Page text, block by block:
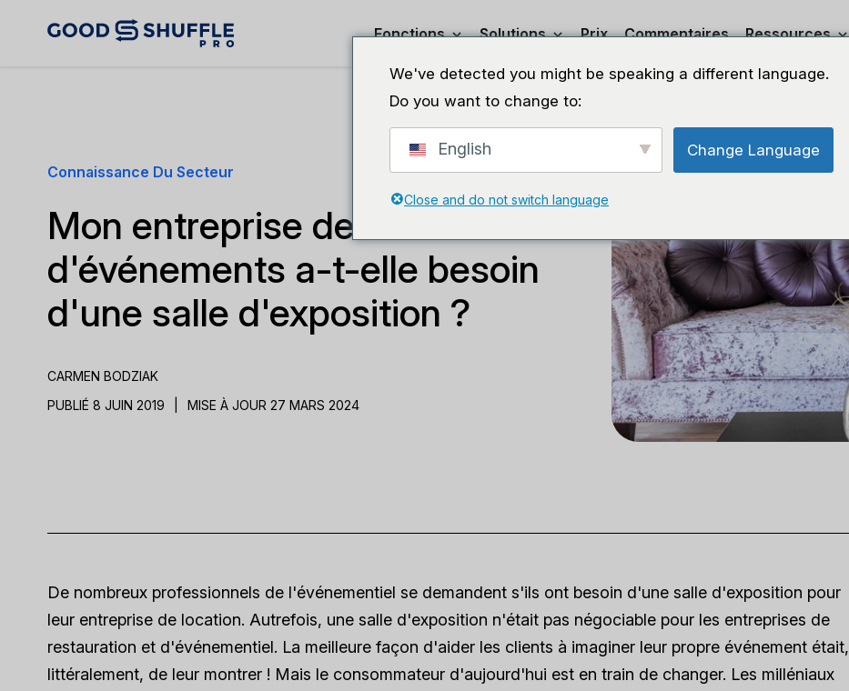
Fonctions Solutions Prix Commentaires Ressources
Connaissance Du Secteur
Mon entreprise de location
d'événements a-t-elle besoin
d'une salle d'exposition ?
CARMEN BODZIAK
PUBLIÉ 8 JUIN 2019
MISE À JOUR 27 MARS 2024
De nombreux professionnels de l'événementiel se demandent s'ils ont besoin d'une salle d'exposition pour
leur entreprise de location. Autrefois, une salle d'exposition n'était pas négociable pour les entreprises de
restauration et d'événementiel. La meilleure façon d'aider les clients à imaginer leur propre événement était,
littéralement, de leur montrer ! Mais le consommateur d'aujourd'hui est en train de changer. Les milléniaux
We've detected you might be speaking a different language.
Do you want to change to:
English Change Language
Close and do not switch language